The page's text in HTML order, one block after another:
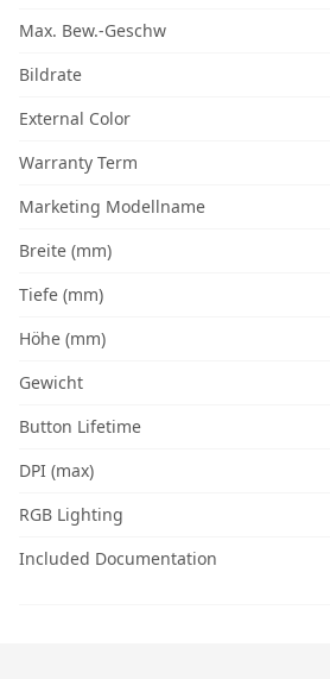
Max. Bew.-Geschw
Bildrate
External Color
Warranty Term
Marketing Modellname
Breite (mm)
Tiefe (mm)
Höhe (mm)
Gewicht
Button Lifetime
DPI (max)
RGB Lighting
Included Documentation